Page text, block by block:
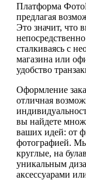
Платформа
предлагая
Это значит, что
сталкиваясь с
магазина или
удобство
Оформление
отличная
вы найдете
ваших идей: от
фотографией. Мы
круглые, на
уникальным
аксессуарами